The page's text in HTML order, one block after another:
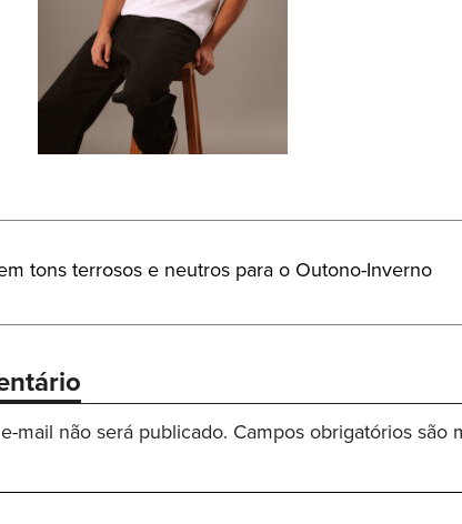
tons terrosos e neutros para o Outono-Inverno
mail não será publicado. Campos obrigatórios são